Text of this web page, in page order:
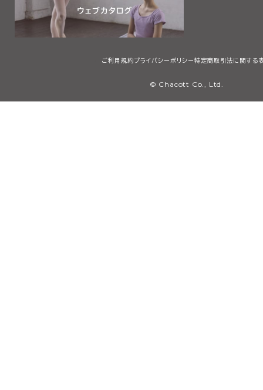
ご利用規約プライバシーポリシー 特定商取引法に関する
© Chacott Co., Ltd.